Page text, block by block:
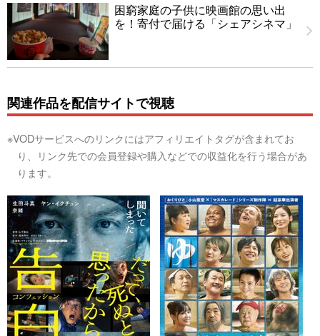
困窮家庭の子供に映画館の思い出
を！寄付で届ける「シェアシネマ」
関連作品を配信サイトで視聴
※VODサービスへのリンクにはアフィリエイトタグが含まれてお
り、リンク先での会員登録や購入などでの収益化を行う場合があ
ります。